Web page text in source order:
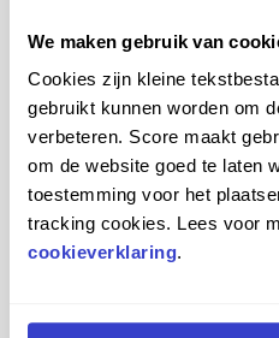
We maken gebruik van
Cookies zijn kleine
gebruikt kunnen worden om
verbeteren. Score maakt
om de website goed te laten
toestemming voor het
tracking cookies. Lees voor
cookieverklaring.